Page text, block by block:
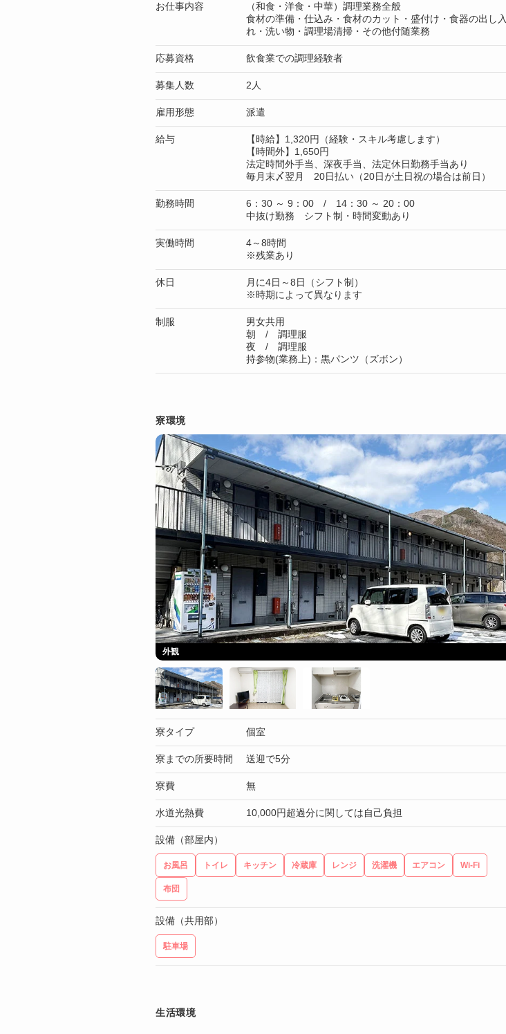
お仕事内容
（和食・洋食・中華）調理業務全般
食材の準備・仕込み・食材のカット・盛付け・食器の出し入
れ・洗い物・調理場清掃・その他付随業務
応募資格 飲食業での調理経験者
募集人数 2人
雇用形態 派遣
給与
【時給】1,320円（経験・スキル考慮します）
【時間外】1,650円
法定時間外手当、深夜手当、法定休日勤務手当あり
毎月末〆翌月 20日払い（20日が土日祝の場合は前日）
勤務時間
6：30 ～ 9：00 / 14：30 ～ 20：00
中抜け勤務 シフト制・時間変動あり
実働時間
4～8時間
※残業あり
休日
月に4日～8日（シフト制）
※時期によって異なります
制服
男女共用
朝 / 調理服
夜 / 調理服
持参物(業務上)：黒パンツ（ズボン）
寮環境
外観
寮タイプ 個室
寮までの所要時間 送迎で5分
寮費 無
水道光熱費 10,000円超過分に関しては自己負担
設備（部屋内）
お風呂 トイレ キッチン 冷蔵庫 レンジ 洗濯機 エアコン Wi-Fi
布団
設備（共用部）
駐車場
生活環境